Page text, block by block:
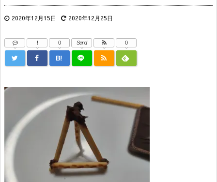
2020年12月15日 2020年12月25日
!
B!
0 Send 0